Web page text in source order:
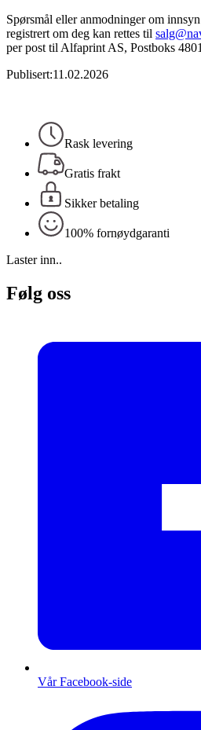
Spørsmål eller anmodninger om
registrert om deg kan rettes til
per post til Alfaprint AS, Postboks
Publisert:11.02.2026
Rask levering
Gratis frakt
Sikker betaling
100% fornøydgaranti
Laster inn..
Følg oss
Vår Facebook-side